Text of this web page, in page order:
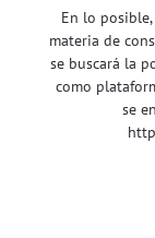
En lo
materia de
se buscará la
como
se